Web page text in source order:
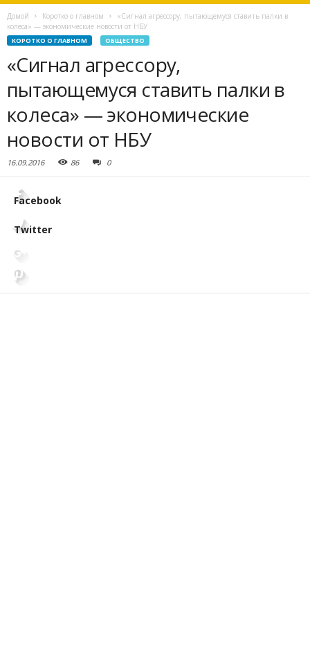
Домой Коротко о главном
«Сигнал агрессору, пытающемуся ставить палки в
колеса» — экономические новости от НБУ
КОРОТКО О ГЛАВНОМ ОБЩЕСТВО
«Сигнал агрессору,
пытающемуся ставить палки в
колеса» — экономические
новости от НБУ
16.09.2016 86 0
Facebook
Twitter